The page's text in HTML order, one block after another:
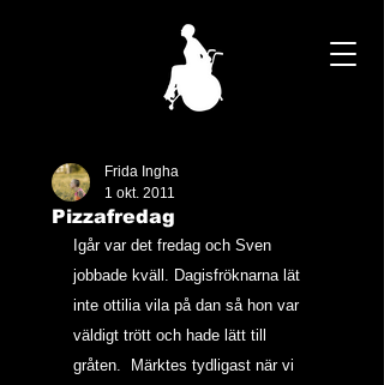
Pizzafredag
Frida Ingha
1 okt. 2011
Igår var det fredag och Sven
jobbade kväll. Dagisfröknarna lät
inte ottilia vila på dan så hon var
väldigt trött och hade lätt till
gråten.  Märktes tydligast när vi